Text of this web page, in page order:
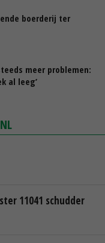
boerderij ter
meer problemen:
al leeg’
11041 schudder